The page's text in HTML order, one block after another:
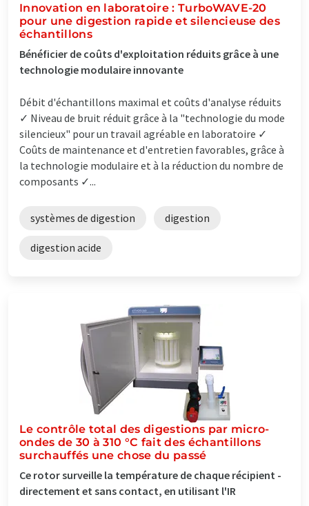
Innovation en laboratoire : TurboWAVE-20
pour une digestion rapide et silencieuse des
échantillons
Bénéficier de coûts d'exploitation réduits grâce à une
technologie modulaire innovante
Débit d'échantillons maximal et coûts d'analyse réduits
✓ Niveau de bruit réduit grâce à la "technologie du mode
silencieux" pour un travail agréable en laboratoire ✓
Coûts de maintenance et d'entretien favorables, grâce à
la technologie modulaire et à la réduction du nombre de
composants ✓...
systèmes de digestion digestion
digestion acide
Le contrôle total des digestions par micro-
ondes de 30 à 310 °C fait des échantillons
surchauffés une chose du passé
Ce rotor surveille la température de chaque récipient -
directement et sans contact, en utilisant l'IR